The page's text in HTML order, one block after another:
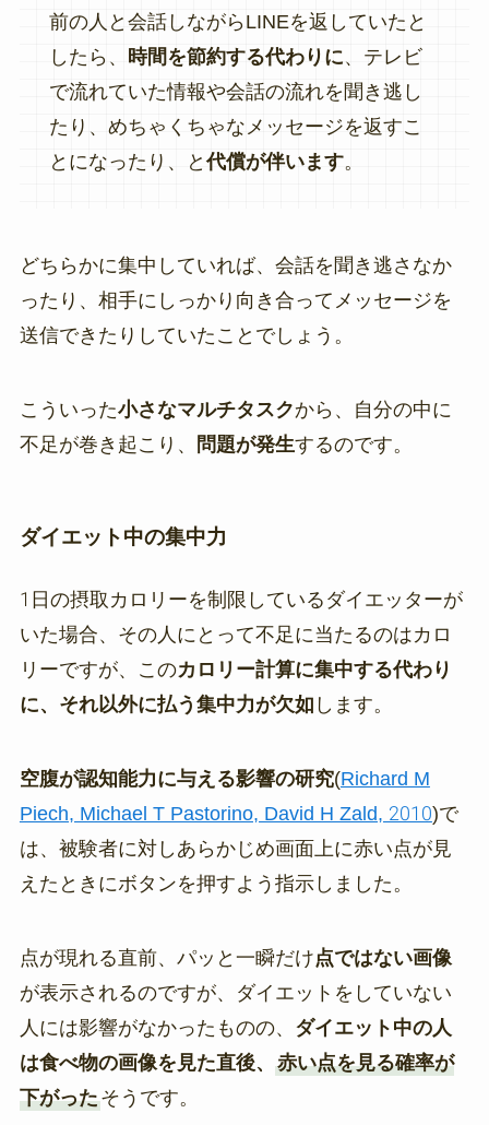
前の人と会話しながらLINEを返していたと
したら、 時間を節約する代わりに、テレビ
で流れていた情報や会話の流れを聞き逃し
たり、めちゃくちゃなメッセージを返すこ
とになったり、と代償が伴います。
どちらかに集中していれば、会話を聞き逃さなか
ったり、相手にしっかり向き合ってメッセージを
送信できたりしていたことでしょう。
こういった小さなマルチタスクから、自分の中に
不足が巻き起こり、
問題が発生するのです。
ダイエット中の集中力
1日の摂取カロリーを制限しているダイエッターが
いた場合、その人にとって不足に当たるのはカロ
リーですが、このカロリー計算に集中する代わり
に、それ以外に払う集中力が欠如 します。
空腹が認知能力に与える影響の研究(Richard M
Piech, Michael T Pastorino, David H Zald, 2010)で
は、被験者に対しあらかじめ画面上に赤い点が見
えたときにボタンを押すよう指示しました。
点が現れる直前、パッと一瞬だけ点ではない画像
が表示されるのですが、ダイエットをしていない
人には影響がなかったものの、 ダイエット中の人
は食べ物の画像を見た直後、 赤い点を見る確率が
下がったそうです。